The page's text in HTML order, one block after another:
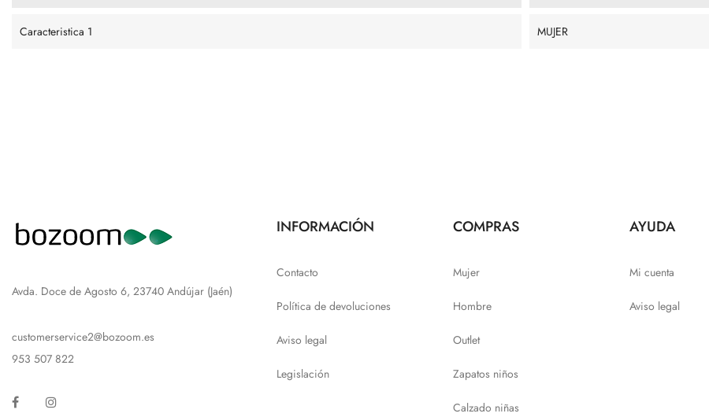
Caracteristica 1 MUJER
Avda. Doce de Agosto 6, 23740 Andújar (Jaén)
customerservice2@bozoom.es
953 507 822
Facebook
INFORMACIÓN
Contacto
Política de devoluciones
Aviso legal
Legislación
COMPRAS
Mujer
Hombre
Outlet
Zapatos niños
Calzado niñas
AYUDA
Mi cuenta
Aviso legal